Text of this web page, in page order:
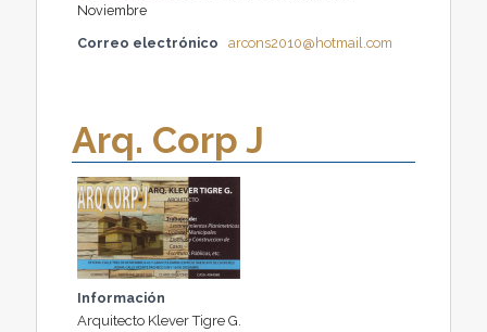
Noviembre
Correo electrónico
arcons2010@hotmail.com
Arq. Corp J
Información
Arquitecto Klever Tigre G.